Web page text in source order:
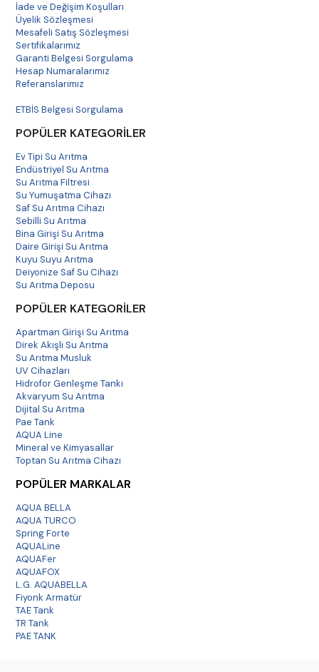
İade ve Değişim Koşulları
Üyelik Sözleşmesi
Mesafeli Satış Sözleşmesi
Sertifikalarımız
Garanti Belgesi Sorgulama
Hesap Numaralarımız
Referanslarımız
ETBİS Belgesi Sorgulama
POPÜLER KATEGORİLER
Ev Tipi Su Arıtma
Endüstriyel Su Arıtma
Su Arıtma Filtresi
Su Yumuşatma Cihazı
Saf Su Arıtma Cihazı
Sebilli Su Arıtma
Bina Girişi Su Arıtma
Daire Girişi Su Arıtma
Kuyu Suyu Arıtma
Deiyonize Saf Su Cihazı
Su Arıtma Deposu
POPÜLER KATEGORİLER
Apartman Girişi Su Arıtma
Direk Akışlı Su Arıtma
Su Arıtma Musluk
UV Cihazları
Hidrofor Genleşme Tankı
Akvaryum Su Arıtma
Dijital Su Arıtma
Pae Tank
AQUA Line
Mineral ve Kimyasallar
Toptan Su Arıtma Cihazı
POPÜLER MARKALAR
AQUA BELLA
AQUA TURCO
Spring Forte
AQUALine
AQUAFer
AQUAFOX
L.G. AQUABELLA
Fiyonk Armatür
TAE Tank
TR Tank
PAE TANK